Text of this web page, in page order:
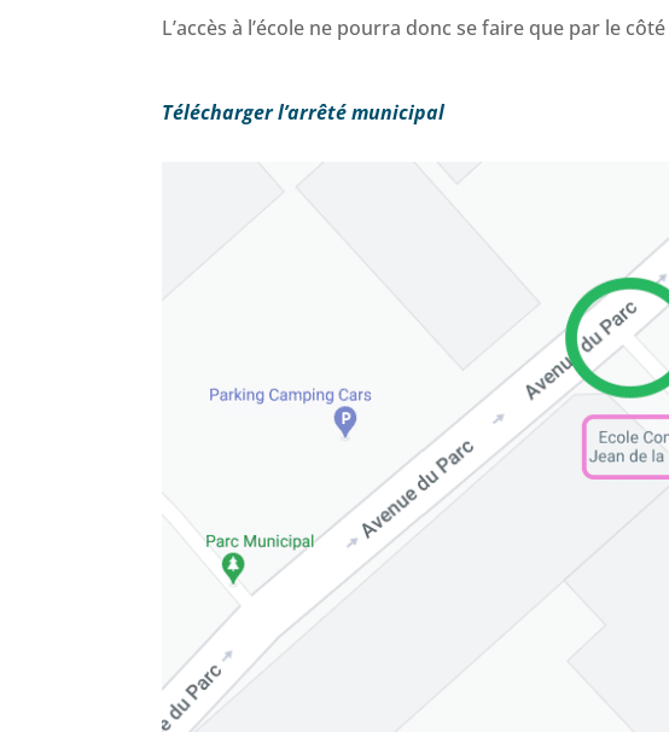
L’accès à l’école ne pourra donc se faire que par le côté
Télécharger l’arrêté municipal